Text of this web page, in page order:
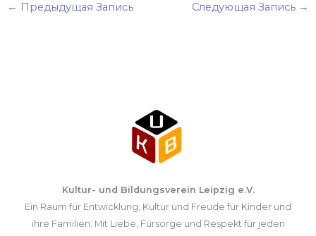
← Предыдущая Запись Следующая Запись →
Kultur- und Bildungsverein Leipzig e.V.
Ein Raum für Entwicklung, Kultur und Freude für Kinder und
ihre Familien. Mit Liebe, Fürsorge und Respekt für jeden